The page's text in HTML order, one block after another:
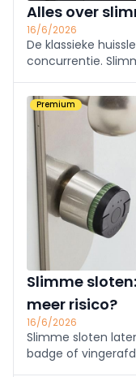
Alles over
16/6/2026
De klassieke
concurrentie.
eerste gezicht
Premium
Slimme
meer risico?
16/6/2026
Slimme sloten
badge of